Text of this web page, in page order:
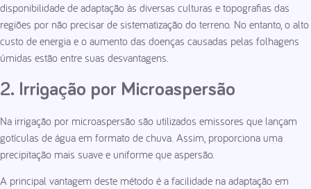
disponibilidade de adaptação às diversas culturas e topografias das
regiões por não precisar de sistematização do terreno. No entanto, o alto
custo de energia e o aumento das doenças causadas pelas folhagens
úmidas estão entre suas desvantagens.
2. Irrigação por Microaspersão
Na irrigação por microaspersão são utilizados emissores que lançam
gotículas de água em formato de chuva. Assim, proporciona uma
precipitação mais suave e uniforme que aspersão.
A principal vantagem deste método é a facilidade na adaptação em